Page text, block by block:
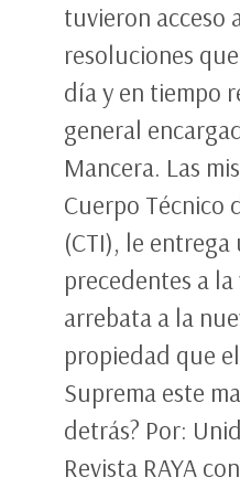
tuvieron acceso
resoluciones
día y en tiempo
general
Mancera. Las
Cuerpo Técnico
(CTI), le
precedentes a
arrebata a la
propiedad que
Suprema este
detrás? Por:
Revista RAYA